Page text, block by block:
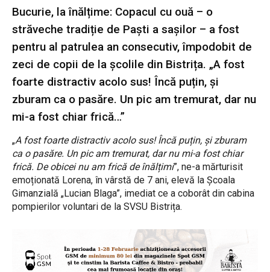
Bucurie, la înălțime: Copacul cu ouă – o
străveche tradiție de Paști a sașilor – a fost
pentru al patrulea an consecutiv, împodobit de
zeci de copii de la școlile din Bistrița. „A fost
foarte distractiv acolo sus! Încă puțin, și
zburam ca o pasăre. Un pic am tremurat, dar nu
mi-a fost chiar frică…”
„A fost foarte distractiv acolo sus! Încă puțin, și zburam
ca o pasăre. Un pic am tremurat, dar nu mi-a fost chiar
frică. De obicei nu am frică de înălțimi”, ne-a mărturisit
emoționată Lorena, în vârstă de 7 ani, elevă la Școala
Gimanzială „Lucian Blaga”, imediat ce a coborât din cabina
pompierilor voluntari de la SVSU Bistrița.